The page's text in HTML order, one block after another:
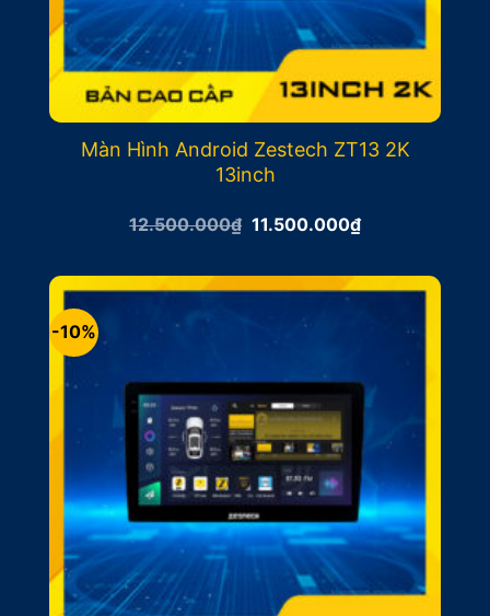
Màn Hình Android Zestech ZT13 2K
13inch
12.500.000₫ Giá
12.500.000₫.
11.500.000₫Giá
hiện
là:
11.500.000₫.
-10%